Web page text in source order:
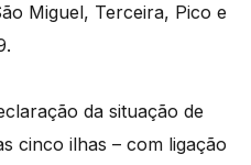
Miguel, Terceira, Pico e
da situação de
cinco ilhas – com ligação